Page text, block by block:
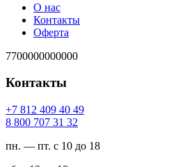
О нас
Контакты
Оферта
7700000000000
Контакты
94 04 904 218 7+
23 13 707 008 8
пн. — пт. с 10 до 18